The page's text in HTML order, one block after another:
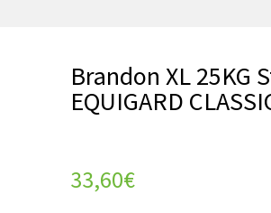
Brandon XL 25KG
EQUIGARD
33,60€